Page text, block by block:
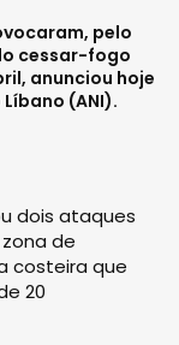
pelo
cessar-fogo
anunciou hoje
(ANI).
dois ataques
de
costeira que
20